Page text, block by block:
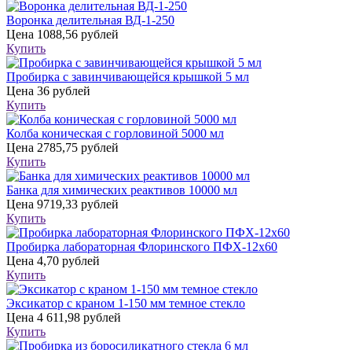
Воронка делительная ВД-1-250
Цена 1088,56 рублей
Купить
Пробирка с завинчивающейся крышкой 5 мл
Цена 36 рублей
Купить
Колба коническая с горловиной 5000 мл
Цена 2785,75 рублей
Купить
Банка для химических реактивов 10000 мл
Цена 9719,33 рублей
Купить
Пробирка лабораторная Флоринского ПФХ-12х60
Цена 4,70 рублей
Купить
Эксикатор с краном 1-150 мм темное стекло
Цена 4 611,98 рублей
Купить